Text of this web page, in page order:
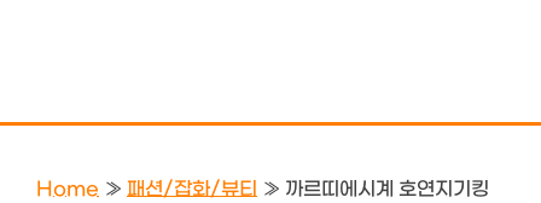
Home » 패션/잡화/뷰티 » 까르띠에시계 호연지기킹